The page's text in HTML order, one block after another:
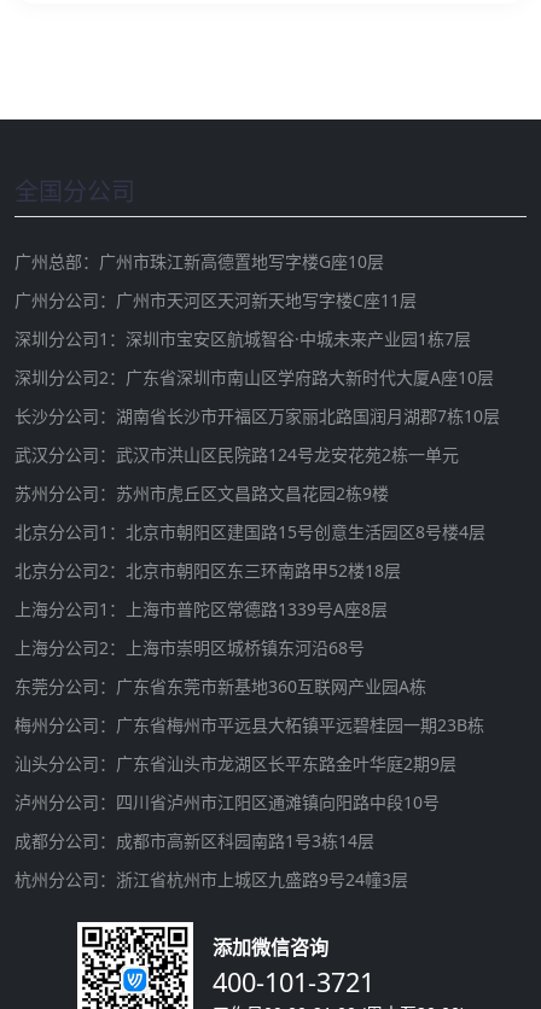
全国分公司
广州总部：广州市珠江新高德置地写字楼G座10层
广州分公司：广州市天河区天河新天地写字楼C座11层
深圳分公司1：深圳市宝安区航城智谷·中城未来产业园1栋7层
深圳分公司2：广东省深圳市南山区学府路大新时代大厦A座10层
长沙分公司：湖南省长沙市开福区万家丽北路国润月湖郡7栋10层
武汉分公司：武汉市洪山区民院路124号龙安花苑2栋一单元
苏州分公司：苏州市虎丘区文昌路文昌花园2栋9楼
北京分公司1：北京市朝阳区建国路15号创意生活园区8号楼4层
北京分公司2：北京市朝阳区东三环南路甲52楼18层
上海分公司1：上海市普陀区常德路1339号A座8层
上海分公司2：上海市崇明区城桥镇东河沿68号
东莞分公司：广东省东莞市新基地360互联网产业园A栋
梅州分公司：广东省梅州市平远县大柘镇平远碧桂园一期23B栋
汕头分公司：广东省汕头市龙湖区长平东路金叶华庭2期9层
泸州分公司：四川省泸州市江阳区通滩镇向阳路中段10号
成都分公司：成都市高新区科园南路1号3栋14层
杭州分公司：浙江省杭州市上城区九盛路9号24幢3层
添加微信咨询
400-101-3721